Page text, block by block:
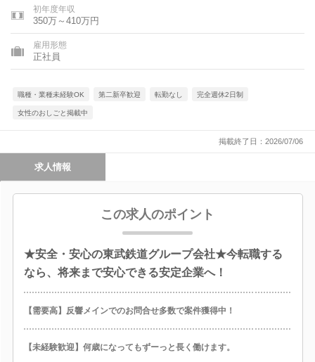
初年度年収
350万～410万円
雇用形態
正社員
職種・業種未経験OK 第二新卒歓迎 転勤なし 完全週休2日制
女性のおしごと掲載中
掲載終了日：2026/07/06
求人情報
この求人のポイント
★安全・安心の東武鉄道グループ会社★今転職する
なら、将来まで安心できる安定企業へ！
【需要高】反響メインでのお問合せ多数で案件獲得中！
【未経験歓迎】何歳になってもずーっと長く働けます。